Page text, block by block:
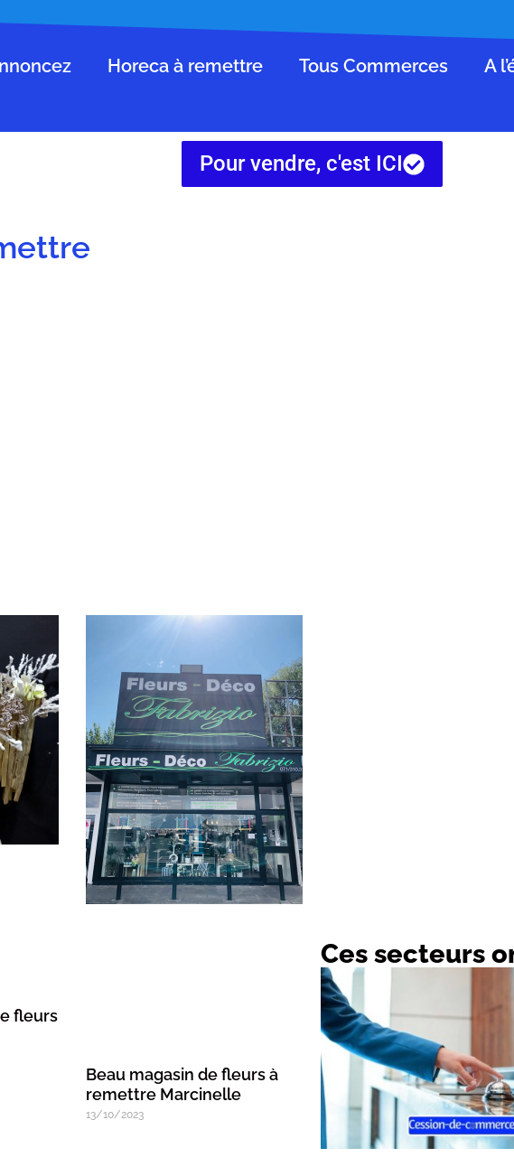
Horeca à remettre Tous Commerces A
Pour vendre, c'est ICI
fleurs
Beau magasin de fleurs à
remettre Marcinelle
13/10/2023
Ces secteurs